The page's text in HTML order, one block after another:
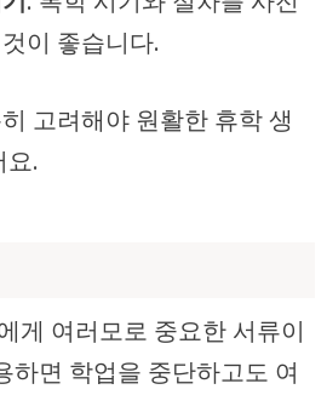
이 좋습니다.
고려해야 원활한 휴학 생
요.
게 여러모로 중요한 서류이
하면 학업을 중단하고도 여